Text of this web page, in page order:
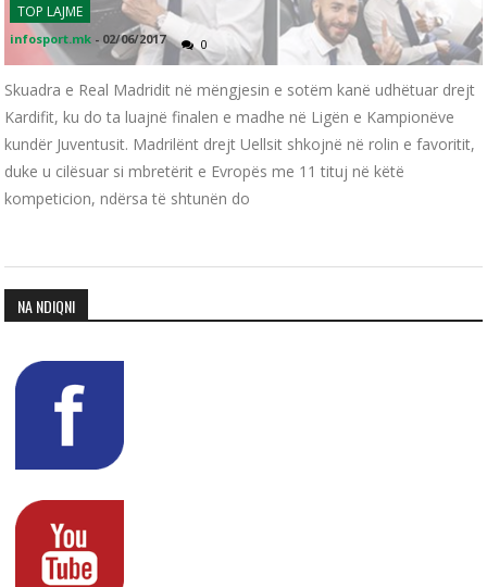
TOP LAJME
infosport.mk - 02/06/2017 0
Skuadra e Real Madridit në mëngjesin e sotëm kanë udhëtuar drejt
Kardifit, ku do ta luajnë finalen e madhe në Ligën e Kampionëve
kundër Juventusit. Madrilënt drejt Uellsit shkojnë në rolin e favoritit,
duke u cilësuar si mbretërit e Evropës me 11 tituj në këtë
kompeticion, ndërsa të shtunën do
NA NDIQNI